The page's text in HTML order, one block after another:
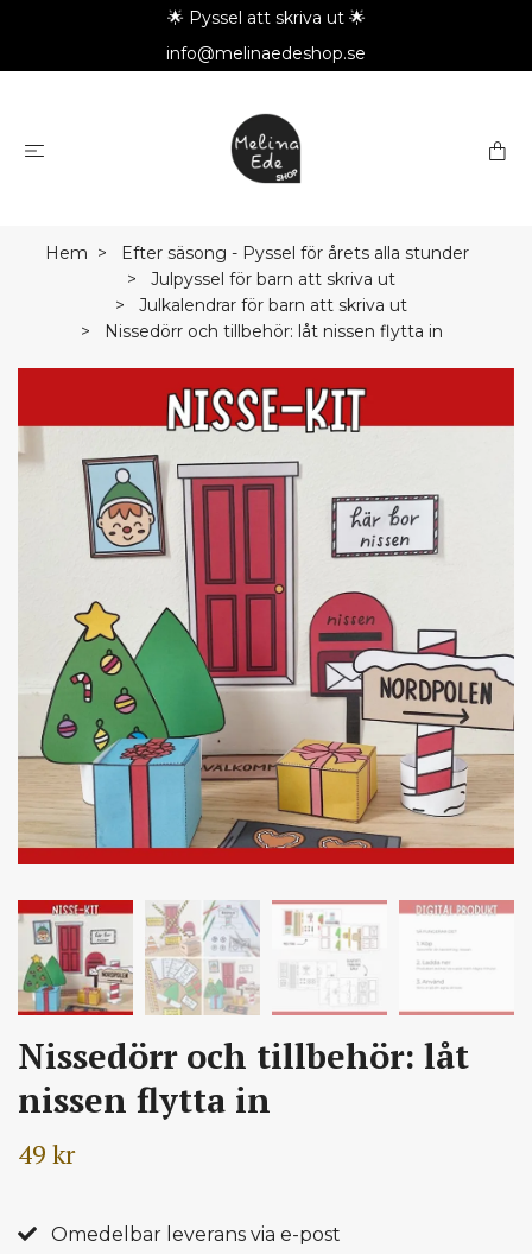
🌟 Pyssel att skriva ut 🌟
info@melinaedeshop.se
Hem
Efter säsong - Pyssel för årets alla stunder
Julpyssel för barn att skriva ut
Julkalendrar för barn att skriva ut
Nissedörr och tillbehör: låt nissen flytta in
Nissedörr och tillbehör: låt
nissen flytta in
49 kr
Omedelbar leverans via e-post